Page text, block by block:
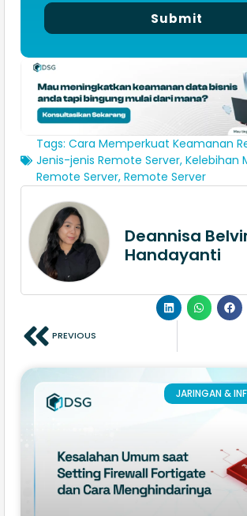
Submit
Tags: Cara Memperkuat Keamanan
Jenis-jenis Remote Server, Kelebihan
Remote Server, Remote Server
Deannisa
Handayanti
PREVIOUS
JARINGAN &